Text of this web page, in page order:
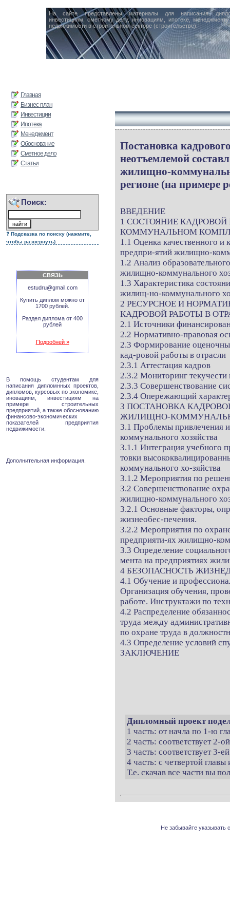
На сайте представлены материалы для написания
инвестициям, сметному делу, инновациям, ипотеке,
недвижимости в строительном секторе (строительстве).
Главная
Бизнес-план
Инвестиции
Ипотека
Менеджмент
Обоснование
Сметное дело
Статьи
Поиск:
Подсказка по поиску (нажмите,
чтобы развернуть)
СВЯЗЬ
estudru@gmail.com
Купить диплом можно от
1700 рублей.
Раздел диплома от 400
рублей
Подробней »
В помощь студентам для
написания дипломнных проектов,
дипломов, курсовых по экономике,
иновациям, инвестициям на
примере строительных
предприятий, а также обоснованию
финансово-экономических
показателей предприятия
недвижимости.
Дополнительная информация.
Постановка
неотъемлемой
жилищно-
регионе (на примере
ВВЕДЕНИЕ
1 СОСТОЯНИЕ
КОММУНАЛЬНОМ
1.1 Оценка качественного и
предпри-ятий жилищно-
1.2 Анализ
жилищно-коммунального
1.3 Характеристика
жилищ-но-коммунального
2 РЕСУРСНОЕ И
КАДРОВОЙ РАБОТЫ В
2.1 Источники
2.2 Нормативно-правовая
2.3 Формирование
кад-ровой работы в отрасли
2.3.1 Аттестация кадров
2.3.2 Мониторинг текучести
2.3.3 Совершенствование
2.3.4 Опережающий
3 ПОСТАНОВКА
ЖИЛИЩНО-
3.1 Проблемы привлечения
коммунального хозяйства
3.1.1 Интеграция учебного
товки
коммунального хо-зяйства
3.1.2 Мероприятия по
3.2 Совершенствование
жилищно-коммунального
3.2.1 Основные факторы,
жизнеобес-печения.
3.2.2 Мероприятия по
предприяти-ях жилищно-
3.3 Определение
мента на предприятиях
4 БЕЗОПАСНОСТЬ
4.1 Обучение и
Организация обучения,
работе. Инструктажи по
4.2 Распределение
труда между
по охране труда в
4.3 Определение условий
ЗАКЛЮЧЕНИЕ
Дипломный проект
1 часть: от начла по 1-ю
2 часть: соответствует 2-
3 часть: соответствует 3-
4 часть: с четвертой
Т.е. скачав все части вы
Не забывайте указывать